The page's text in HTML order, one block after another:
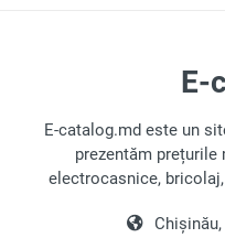
Notă
E-
E-catalog.md este un
prezentăm prețurile
electrocasnice,